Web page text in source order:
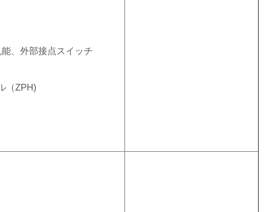
、外部接点スイッチ
（ZPH)